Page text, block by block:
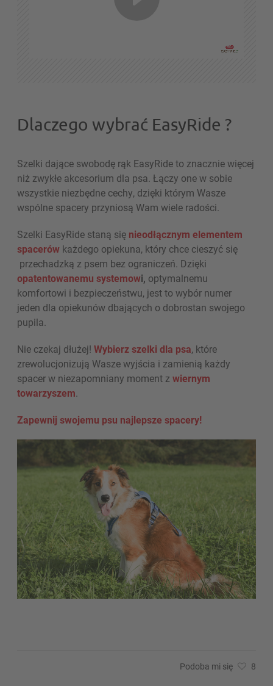
Dlaczego wybrać EasyRide ?
Szelki dające swobodę rąk EasyRide to znacznie więcej
niż zwykłe akcesorium dla psa. Łączy one w sobie
wszystkie niezbędne cechy, dzięki którym Wasze
wspólne spacery przyniosą Wam wiele radości.
Szelki EasyRide staną się nieodłącznym elementem
spacerów każdego opiekuna, który chce cieszyć się
przechadzką z psem bez ograniczeń. Dzięki
opatentowanemu systemowi, optymalnemu
komfortowi i bezpieczeństwu, jest to wybór numer
jeden dla opiekunów dbających o dobrostan swojego
pupila.
Nie czekaj dłużej! Wybierz szelki dla psa, które
zrewolucjonizują Wasze wyjścia i zamienią każdy
spacer w niezapomniany moment z wiernym
towarzyszem.
Zapewnij swojemu psu najlepsze spacery!
Podoba mi się 8